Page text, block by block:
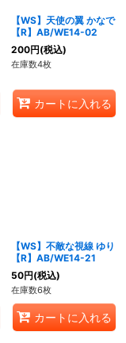
【WS】天使の翼 かなで
【R】AB/WE14-02
200円(税込)
在庫数4枚
カートに入れる
【WS】不敵な視線 ゆり
【R】AB/WE14-21
50円(税込)
在庫数6枚
カートに入れる